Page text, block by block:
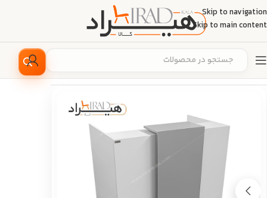
Skip to navigation
Skip to main content